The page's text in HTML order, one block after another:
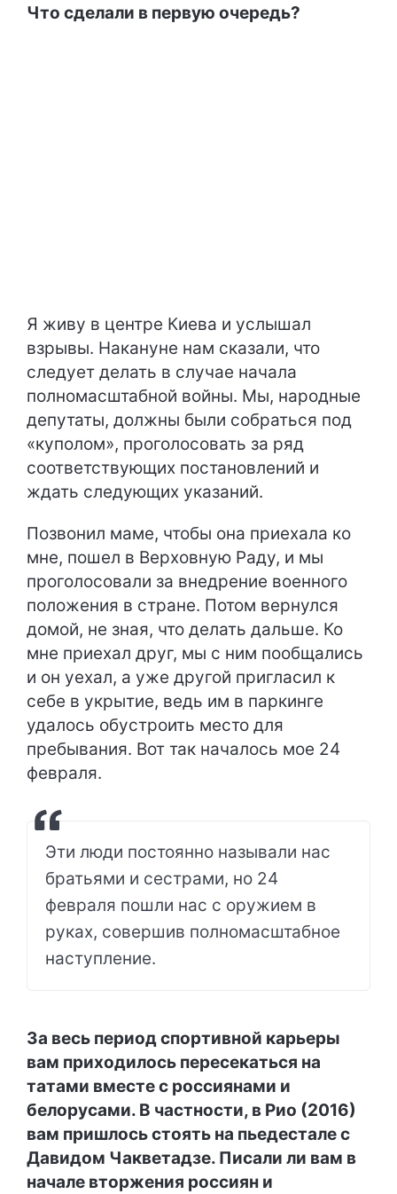
Что сделали в первую очередь?
Я живу в центре Киева и услышал
взрывы. Накануне нам сказали, что
следует делать в случае начала
полномасштабной войны. Мы, народные
депутаты, должны были собраться под
«куполом», проголосовать за ряд
соответствующих постановлений и
ждать следующих указаний.
Позвонил маме, чтобы она приехала ко
мне, пошел в Верховную Раду, и мы
проголосовали за внедрение военного
положения в стране. Потом вернулся
домой, не зная, что делать дальше. Ко
мне приехал друг, мы с ним пообщались
и он уехал, а уже другой пригласил к
себе в укрытие, ведь им в паркинге
удалось обустроить место для
пребывания. Вот так началось мое 24
февраля.
Эти люди постоянно называли нас
братьями и сестрами, но 24
февраля пошли нас с оружием в
руках, совершив полномасштабное
наступление.
За весь период спортивной карьеры
вам приходилось пересекаться на
татами вместе с россиянами и
белорусами. В частности, в Рио (2016)
вам пришлось стоять на пьедестале с
Давидом Чакветадзе. Писали ли вам в
начале вторжения россиян и